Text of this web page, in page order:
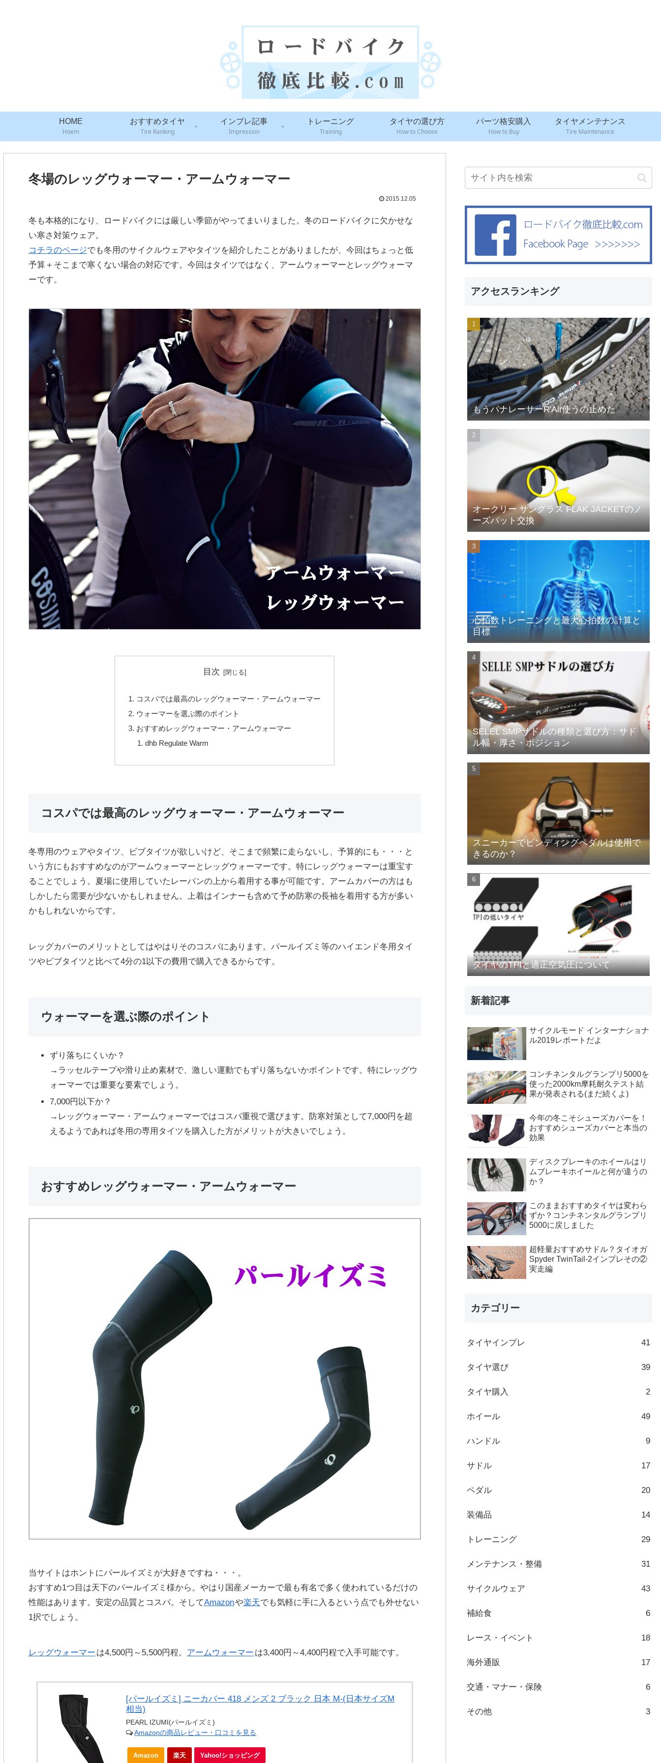
HOME
Hoem
おすすめタイヤ
Tire Ranking
インプレ記事
Impression
トレーニング
Training
タイヤの選び方
How to Choose
パーツ格安購入
How to Buy
タイヤメンテナンス
Tire Maintenance
冬場のレッグウォーマー・アームウォーマー
2015.12.05
冬も本格的になり、ロードバイクには厳しい季節がやってまいりました。冬のロードバイクに欠かせな
い寒さ対策ウェア。
コチラのページでも冬用のサイクルウェアやタイツを紹介したことがありましたが、今回はちょっと低
予算＋そこまで寒くない場合の対応です。今回はタイツではなく、 アームウォーマーとレッグウォーマ
ーです。
目次
コスパでは最高のレッグウォーマー・アームウォーマー
ウォーマーを選ぶ際のポイント
おすすめレッグウォーマー・アームウォーマー
dhb Regulate Warm
コスパでは最高のレッグウォーマー・アームウォーマー
冬専用のウェアやタイツ、ビブタイツが欲しいけど、そこまで頻繁に走らないし、予算的にも・・・と
いう方にもおすすめなのがアームウォーマーとレッグウォーマーです。特にレッグウォーマーは重宝す
ることでしょう。夏場に使用していたレーパンの上から着用する事が可能です。アームカバーの方はも
しかしたら需要が少ないかもしれません。上着はインナーも含めて予め防寒の長袖を着用する方が多い
かもしれないからです。
レッグカバーのメリットとしてはやはりそのコスパにあります。パールイズミ等のハイエンド冬用タイ
ツやビブタイツと比べて4分の1以下の費用 で購入できるからです。
ウォーマーを選ぶ際のポイント
ずり落ちにくいか？
→ラッセルテープや滑り止め素材で、激しい運動でもずり落ちないかポイントです。特にレッグウ
ォーマーでは重要な要素でしょう。
7,000円以下か？
→レッグウォーマー・アームウォーマーではコスパ重視で選びます。防寒対策として7,000円を超
えるようであれば冬用の専用タイツを購入した方がメリットが大きいでしょう。
おすすめレッグウォーマー・アームウォーマー
当サイトはホントにパールイズミが大好きですね・・・。
おすすめ1つ目は天下のパールイズミ様から。やはり国産メーカーで最も有名で多く使われているだけの
性能はあります。安定の品質とコスパ。そしてAmazonや楽天でも気軽に手に入るという点でも外せない
1択でしょう。
レッグウォーマーは4,500円～5,500円程。 アームウォーマーは3,400円～4,400円程で入手可能です。
[パールイズミ] ニーカバー 418 メンズ 2 ブラック 日本 M-(日本サイズM
相当)
PEARL IZUMI(パールイズミ)
Amazonの商品レビュー・口コミを見る
Amazon 楽天 Yahoo!ショッピング
アクセスランキング
もうパナレーサーR'Air使うの止めた
オークリー サングラス FLAK JACKETのノ
ーズパット交換
心拍数トレーニングと最大心拍数の計算と
目標
SELEL SMPサドルの種類と選び方：サド
ル幅・厚さ・ポジション
スニーカーでビンディングペダルは使用で
きるのか？
タイヤのTPIと適正空気圧について
新着記事
サイクルモード インターナショナ
ル2019レポートだよ
コンチネンタルグランプリ5000を
使った2000km摩耗耐久テスト結
果が発表される(まだ続くよ)
今年の冬こそシューズカバーを！
おすすめシューズカバーと本当の
効果
ディスクブレーキのホイールはリ
ムブレーキホイールと何が違うの
か？
このままおすすめタイヤは変わら
ずか？コンチネンタルグランプリ
5000に戻しました
超軽量おすすめサドル？タイオガ
Spyder TwinTail-2インプレその②
実走編
カテゴリー
タイヤインプレ 41
タイヤ選び 39
タイヤ購入 2
ホイール 49
ハンドル 9
サドル 17
ペダル 20
装備品 14
トレーニング 29
メンテナンス・整備 31
サイクルウェア 43
補給食 6
レース・イベント 18
海外通販 17
交通・マナー・保険 6
その他 3